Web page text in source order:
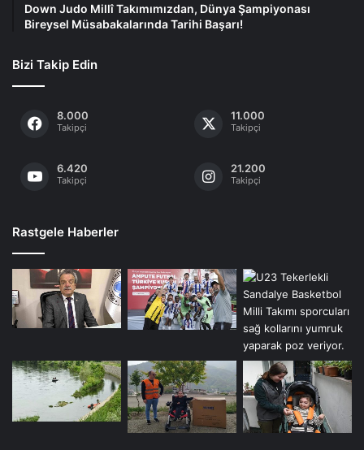
Down Judo Millî Takımımızdan, Dünya Şampiyonası
Bireysel Müsabakalarında Tarihi Başarı!
Bizi Takip Edin
8.000
Takipçi
11.000
Takipçi
6.420
Takipçi
21.200
Takipçi
Rastgele Haberler